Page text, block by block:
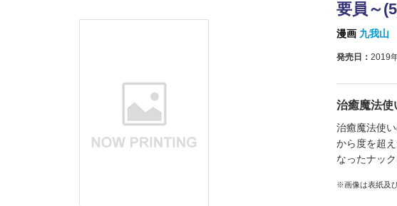
要員～
漫画 九我山
発売日： 2019
治癒魔法
治癒魔法使
から度を超
なったナッ
※画像は表紙及